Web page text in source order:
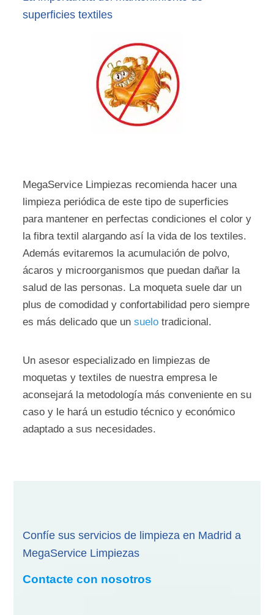
superficies textiles
MegaService Limpiezas recomienda hacer una
limpieza periódica de este tipo de superficies
para mantener en perfectas condiciones el color y
la fibra textil alargando así la vida de los textiles.
Además evitaremos la acumulación de polvo,
ácaros y microorganismos que puedan dañar la
salud de las personas. La moqueta suele dar un
plus de comodidad y confortabilidad pero siempre
es más delicado que un suelotradicional.
Un asesor especializado en limpiezas de
moquetas y textiles de nuestra empresa le
aconsejará la metodología más conveniente en su
caso y le hará un estudio técnico y económico
adaptado a sus necesidades.
Confíe sus servicios de limpieza en Madrid a
MegaService Limpiezas
Contacte con nosotros